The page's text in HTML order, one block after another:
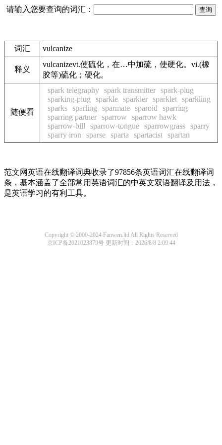
请输入您要查询的词汇：
词汇 vulcanize
释义
vulcanizevt.使硫化，在…中加硫，使硬化。vi.(橡
胶等)硫化；硬化。
随便看
spark telegraphy spark transmitter spark-plug
sparking-plug
sparkle sparkler sparklet sparkling
sparks sparling sparmate sparoid
sparring
sparring partner sparrow
sparrow hawk
sparrow-bill
sparrow-tongue sparrowgrass sparry
sparry iron
sparse sparta spartacist spartan
范文网英语在线翻译词典收录了97856条英语词汇在线翻译词
条，基本涵盖了全部常用英语词汇的中英文双语翻译及用法，
是英语学习的有利工具。
Copyright © 2000-2024 Fanwen.ltd All Rights Reserved
京ICP备2021023879号更新时间：2026/8/8 2:09:44